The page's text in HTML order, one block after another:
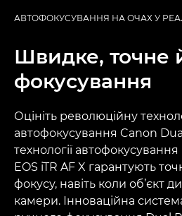
АВТОФОКУСУВАННЯ НА ОЧАХ У
Швидке, точне
фокусування
Оцініть революційну
автофокусування Canon
технології автофокусування
EOS iTR AF X гарантують
фокусу, навіть коли об’єкт
камери. Інноваційна